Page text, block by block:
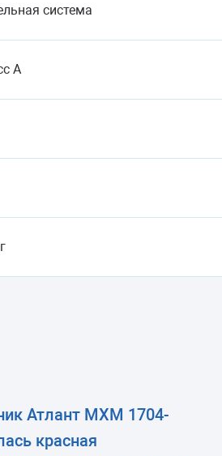
система
A
Атлант МХМ 1704-
красная